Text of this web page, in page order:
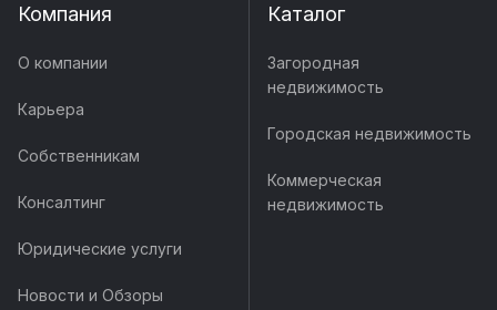
Компания
О компании
Карьера
Собственникам
Консалтинг
Юридические услуги
Новости и Обзоры
Каталог
Загородная
недвижимость
Городская недвижимость
Коммерческая
недвижимость